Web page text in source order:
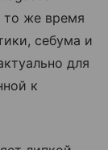
то же время
себума и
для
к